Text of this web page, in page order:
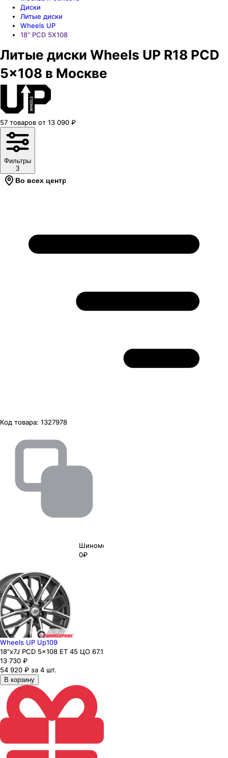
Диски
Литые диски
Wheels UP
18" PCD 5X108
Литые диски Wheels UP R18 PCD
5x108 в Москве
57 товаров от 13 090 ₽
Фильтры
3
Во всех центрах
Код товара: 1327978
Шиномонтаж
0₽
Wheels UP Up109
18"x7J PCD 5x108 ЕТ 45 ЦО 67.1
13 730 ₽
54 920 ₽ за 4 шт.
В корзину